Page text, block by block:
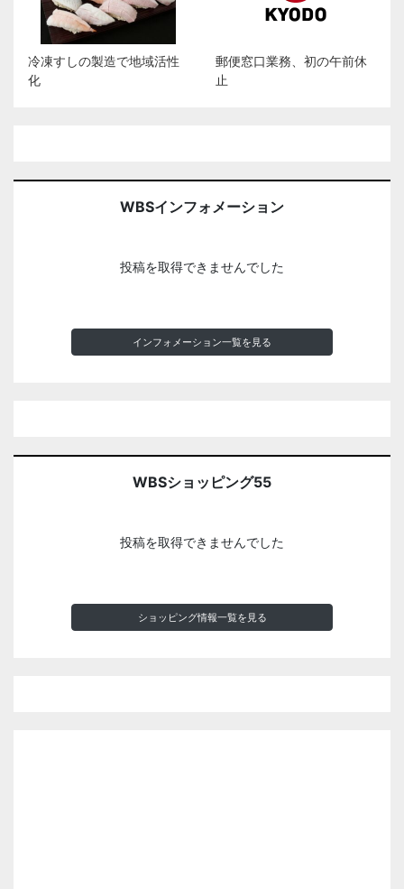
冷凍すしの製造で地域活性
化
郵便窓口業務、初の午前休
止
WBSインフォメーション
投稿を取得できませんでした
インフォメーション一覧を見る
WBSショッピング55
投稿を取得できませんでした
ショッピング情報一覧を見る